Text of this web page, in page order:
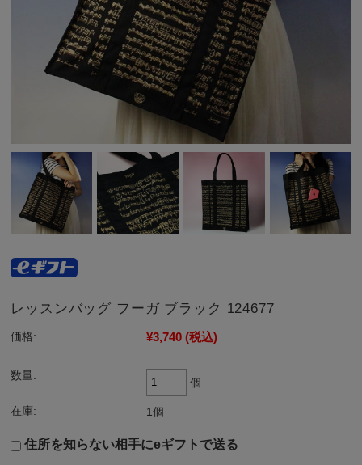
レッスンバッグ フーガ ブラック 124677
価格: ¥3,740 (税込)
数量:
個
在庫: 1個
住所を知らない相手にeギフトで送る